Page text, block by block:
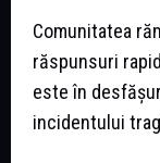
Comunitatea
răspunsuri
este în
incidentului